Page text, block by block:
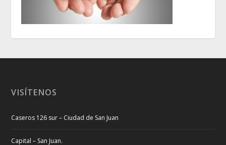
VISÍTENOS
Caseros 126 sur – Ciudad de San Juan
Capital – San Juan.